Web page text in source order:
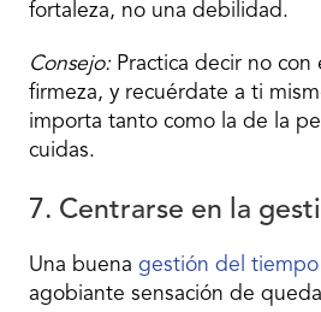
fortaleza, no una debilidad.
Consejo:Practica decir no con
firmeza, y recuérdate a ti
importa tanto como la de la
cuidas.
7. Centrarse en la
Una buena gestión del tiempo
agobiante sensación de